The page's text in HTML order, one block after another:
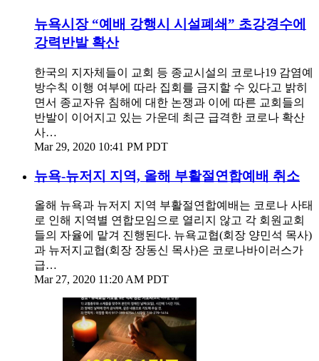
뉴욕시장 “예배 강행시 시설폐쇄” 초강경수에
강력반발 확산
한국의 지자체들이 교회 등 종교시설의 코로나19 감염예
방수칙 이행 여부에 따라 집회를 금지할 수 있다고 밝히
면서 종교자유 침해에 대한 논쟁과 이에 따른 교회들의
반발이 이어지고 있는 가운데 최근 급격한 코로나 확산
사…
Mar 29, 2020 10:41 PM PDT
뉴욕-뉴저지 지역, 올해 부활절연합예배 취소
올해 뉴욕과 뉴저지 지역 부활절연합예배는 코로나 사태
로 인해 지역별 연합모임으로 열리지 않고 각 회원교회
들의 자율에 맡겨 진행된다. 뉴욕교협(회장 양민석 목사)
과 뉴저지교협(회장 장동신 목사)은 코로나바이러스가
급…
Mar 27, 2020 11:20 AM PDT